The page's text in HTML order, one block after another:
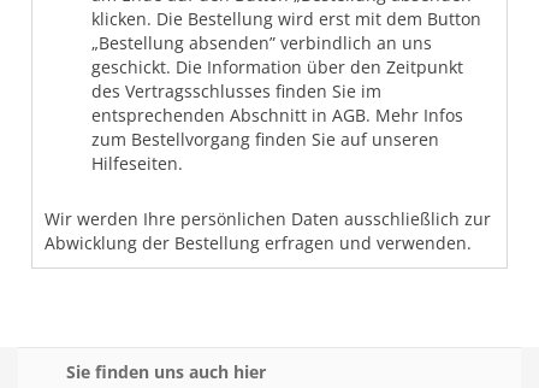
klicken. Die Bestellung wird erst mit dem Button
„Bestellung absenden” verbindlich an uns
geschickt. Die Information über den Zeitpunkt
des Vertragsschlusses finden Sie im
entsprechenden Abschnitt in AGB. Mehr Infos
zum Bestellvorgang finden Sie auf unseren
Hilfeseiten.
Wir werden Ihre persönlichen Daten ausschließlich zur
Abwicklung der Bestellung erfragen und verwenden.
Sie finden uns auch hier